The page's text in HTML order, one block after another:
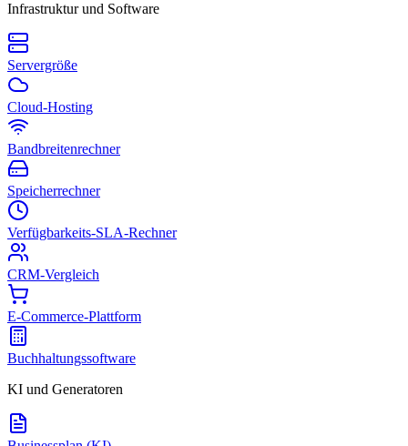
Infrastruktur und Software
Servergröße
Cloud-Hosting
Bandbreitenrechner
Speicherrechner
Verfügbarkeits-SLA-Rechner
CRM-Vergleich
E-Commerce-Plattform
Buchhaltungssoftware
KI und Generatoren